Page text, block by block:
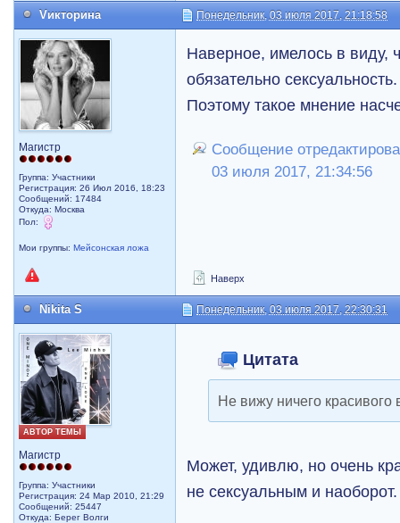
Vикторина Понедельник, 03 июля 2017, 21:18:58
Магистр
Группа: Участники
Регистрация: 26 Июл 2016, 18:23
Сообщений: 17484
Откуда: Москва
Пол:
Мои группы:Мейсонская ложа
Наверное, имелось в виду,
обязательно
Поэтому такое мнение
Сообщение
03 июля 2017, 21:34:56
Наверх
Nikita S Понедельник, 03 июля 2017, 22:30:31
АВТОР ТЕМЫ
Магистр
Группа: Участники
Регистрация: 24 Мар 2010, 21:29
Сообщений: 25447
Откуда: Берег Волги
Цитата
Не вижу ничего красивого
Может, удивлю, но очень
не сексуальным и наоборот.